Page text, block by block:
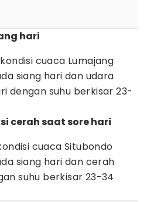
hari
cuaca Lumajang
siang hari dan udara
dengan suhu berkisar 23-
cerah saat sore hari
cuaca Situbondo
siang hari dan cerah
suhu berkisar 23-34